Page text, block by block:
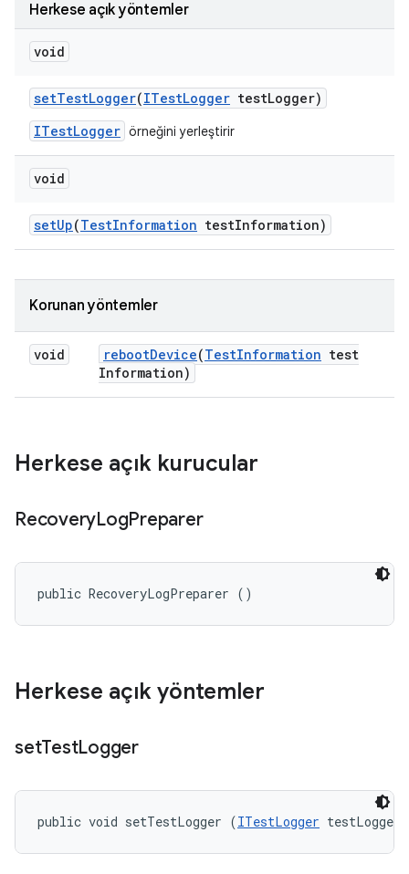
Herkese açık yöntemler
void
setTestLogger(ITestLogger testLogger)
ITestLogger örneğini yerleştirir
void
setUp(TestInformation testInformation)
Korunan yöntemler
void rebootDevice(TestInformation test
Information)
Herkese açık kurucular
RecoveryLogPreparer
public RecoveryLogPreparer ()
Herkese açık yöntemler
setTestLogger
public void setTestLogger (ITestLogger testLogger)